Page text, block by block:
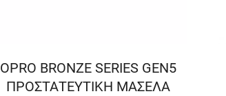
OPRO BRONZE SERIES GEN5
ΠΡΟΣΤΑΤΕΥΤΙΚΗ ΜΑΣΕΛΑ